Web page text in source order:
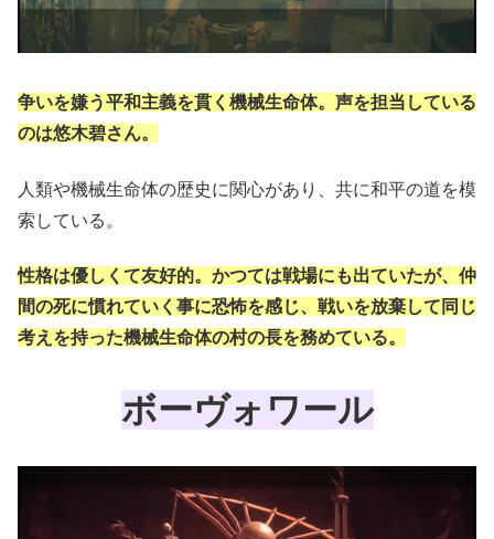
争いを嫌う平和主義を貫く機械生命体。声を担当している
のは悠木碧さん。
人類や機械生命体の歴史に関心があり、共に和平の道を模
索している。
性格は優しくて友好的。かつては戦場にも出ていたが、仲
間の死に慣れていく事に恐怖を感じ、戦いを放棄して同じ
考えを持った機械生命体の村の長を務めている。
ボーヴォワール